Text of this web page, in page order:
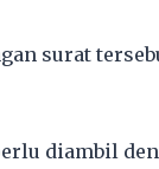
surat
diambil